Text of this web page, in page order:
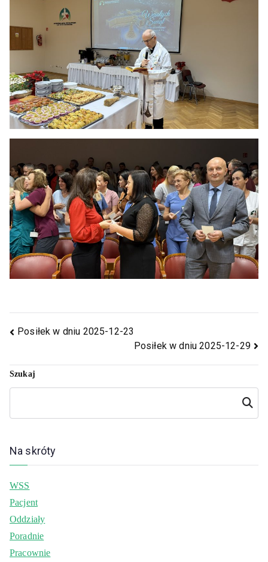
Posiłek w dniu 2025-12-23
Posiłek w dniu 2025-12-29
Szukaj
Szukaj
Na skróty
WSS
Pacjent
Oddziały
Poradnie
Pracownie